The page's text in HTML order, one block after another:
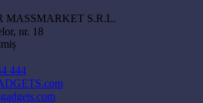
MASSMARKET S.R.L.
nr. 18
444